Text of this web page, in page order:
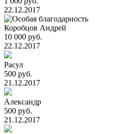
22.12.2017
Коробцов Андрей
10 000 руб.
22.12.2017
Расул
500 руб.
21.12.2017
Александр
500 руб.
21.12.2017